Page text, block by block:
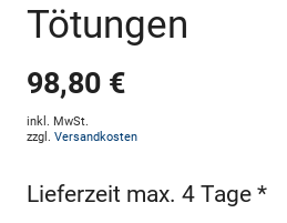
Tötungen
98,80 €
inkl. MwSt.
zzgl. Versandkosten
Lieferzeit max. 4 Tage *